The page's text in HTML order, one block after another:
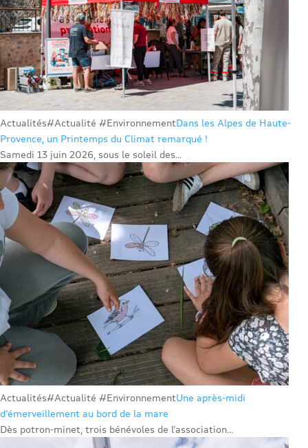
Actualités#Actualité #EnvironnementDans les Alpes de Haute-
Provence, un Printemps du Climat remarqué !
Samedi 13 juin 2026, sous le soleil des...
Actualités#Actualité #EnvironnementUne après-midi
d’émerveillement au bord de la mare
Dès potron-minet, trois bénévoles de l’association...